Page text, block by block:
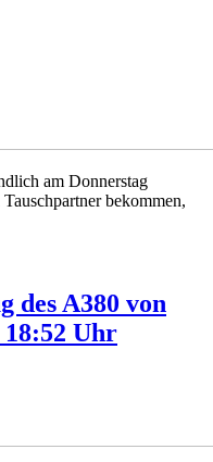
am Donnerstag
bekommen,
des A380 von
18:52 Uhr